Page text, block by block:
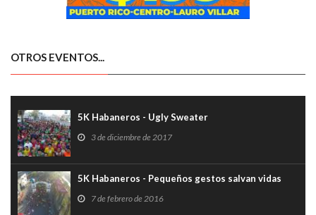
OTROS EVENTOS...
5K Habaneros - Ugly Sweater
3 de diciembre de 2017
5K Habaneros - Pequeños gestos salvan vidas
7 de febrero de 2016